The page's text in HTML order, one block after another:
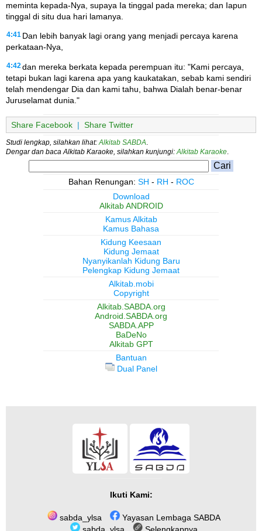
meminta kepada-Nya, supaya Ia tinggal pada mereka; dan Iapun
tinggal di situ dua hari lamanya.
4:41 Dan lebih banyak lagi orang yang menjadi percaya karena
perkataan-Nya,
4:42 dan mereka berkata kepada perempuan itu: "Kami percaya,
tetapi bukan lagi karena apa yang kaukatakan, sebab kami sendiri
telah mendengar Dia dan kami tahu, bahwa Dialah benar-benar
Juruselamat dunia."
Share Facebook | Share Twitter
Studi lengkap, silahkan lihat: Alkitab SABDA
Dengar dan baca Alkitab Karaoke, silahkan kunjungi: Alkitab Karaoke
Bahan Renungan: SH - RH - ROC
Download
Alkitab ANDROID
Kamus Alkitab
Kamus Bahasa
Kidung Keesaan
Kidung Jemaat
Nyanyikanlah Kidung Baru
Pelengkap Kidung Jemaat
Alkitab.mobi
Copyright
Alkitab.SABDA.org
Android.SABDA.org
SABDA.APP
BaDeNo
Alkitab GPT
Bantuan
Dual Panel
Ikuti Kami:
sabda_ylsa
Yayasan Lembaga SABDA